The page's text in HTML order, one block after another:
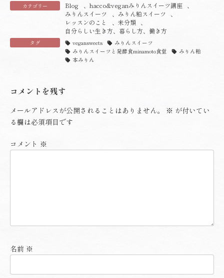
カテゴリー Blog 、 hacco&veganみりんスイーツ講座
、
みりんスイーツ
、 みりん粕スイーツ
、
レッスンのこと
、 未分類
、
自分らしい生き方、暮らし方、働き方
タグ vegansweets
みりんスイーツ
みりんスイーツと発酵食minamoto食堂
みりん粕
本みりん
コメントを残す
メールアドレスが公開されることはありません。 ※ が付いてい
る欄は必須項目です
コメント ※
名前 ※